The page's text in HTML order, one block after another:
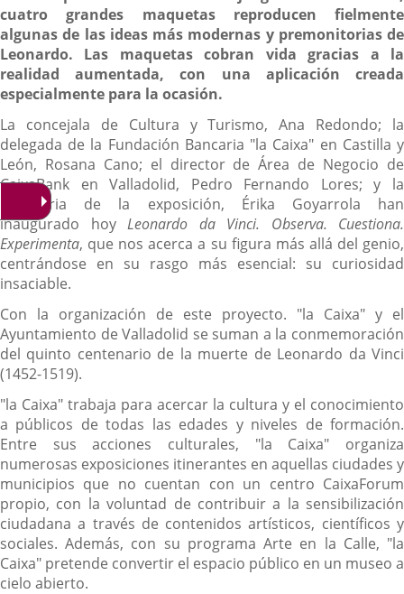
cuatro grandes maquetas reproducen fielmente
algunas de las ideas más modernas y premonitorias de
Leonardo. Las maquetas cobran vida gracias a la
realidad aumentada, con una aplicación creada
especialmente para la ocasión.
La concejala de Cultura y Turismo, Ana Redondo; la
delegada de la Fundación Bancaria "la Caixa" en Castilla y
León, Rosana Cano; el director de Área de Negocio de
CaixaBank en Valladolid, Pedro Fernando Lores; y la
comisaria de la exposición, Érika Goyarrola han
inaugurado hoy Leonardo da Vinci. Observa. Cuestiona.
Experimenta, que nos acerca a su figura más allá del genio,
centrándose en su rasgo más esencial: su curiosidad
insaciable.
Con la organización de este proyecto. "la Caixa" y el
Ayuntamiento de Valladolid se suman a la conmemoración
del quinto centenario de la muerte de Leonardo da Vinci
(1452-1519).
"la Caixa" trabaja para acercar la cultura y el conocimiento
a públicos de todas las edades y niveles de formación.
Entre sus acciones culturales, "la Caixa" organiza
numerosas exposiciones itinerantes en aquellas ciudades y
municipios que no cuentan con un centro CaixaForum
propio, con la voluntad de contribuir a la sensibilización
ciudadana a través de contenidos artísticos, científicos y
sociales. Además, con su programa Arte en la Calle, "la
Caixa" pretende convertir el espacio público en un museo a
cielo abierto.